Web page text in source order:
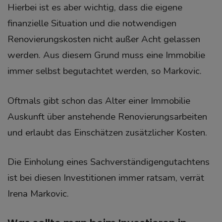
Hierbei ist es aber wichtig, dass die eigene
finanzielle Situation und die notwendigen
Renovierungskosten nicht außer Acht gelassen
werden. Aus diesem Grund muss eine Immobilie
immer selbst begutachtet werden, so Markovic.
Oftmals gibt schon das Alter einer Immobilie
Auskunft über anstehende Renovierungsarbeiten
und erlaubt das Einschätzen zusätzlicher Kosten.
Die Einholung eines Sachverständigengutachtens
ist bei diesen Investitionen immer ratsam, verrät
Irena Markovic.